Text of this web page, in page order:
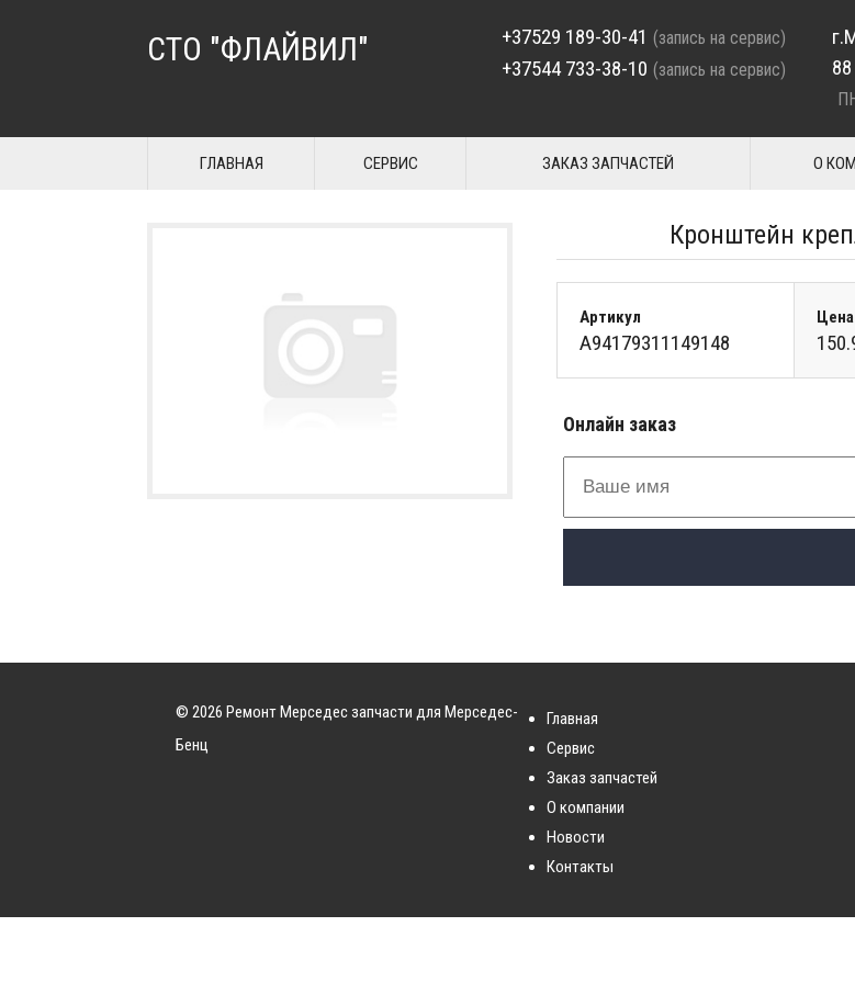
СТО "ФЛАЙВИЛ" +37529 189-30-41 (запись на сервис)
+37544 733-38-10 (запись на сервис)
88
ГЛАВНАЯ СЕРВИС ЗАКАЗ ЗАПЧАСТЕЙ О
Кронштейн
Артикул
A94179311149148
Цена
Онлайн заказ
© 2026 Ремонт Мерседес запчасти для Мерседес-
Бенц
Главная
Сервис
Заказ запчастей
О компании
Новости
Контакты